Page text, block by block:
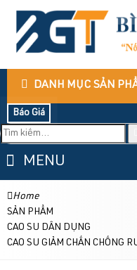
DANH MỤC SẢN
Báo Giá
MENU
Home
SẢN PHẨM
CAO SU DÂN DỤNG
CAO SU GIẢM CHẤN CHỐNG